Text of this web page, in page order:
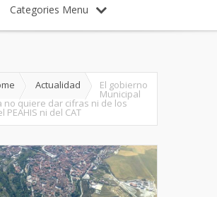
Categories Menu
Actualidad El gobierno
Municipal
no quiere dar cifras ni de los
PEAHIS ni del CAT